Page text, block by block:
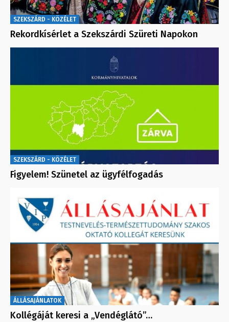
SZEKSZÁRD - KÖZÉLET
Rekordkísérlet a Szekszárdi Szüreti Napokon
SZEKSZÁRD - KÖZÉLET
Figyelem! Szünetel az ügyfélfogadás
ÁLLÁSAJÁNLATOK
Kollégáját keresi a „Vendéglátó”…